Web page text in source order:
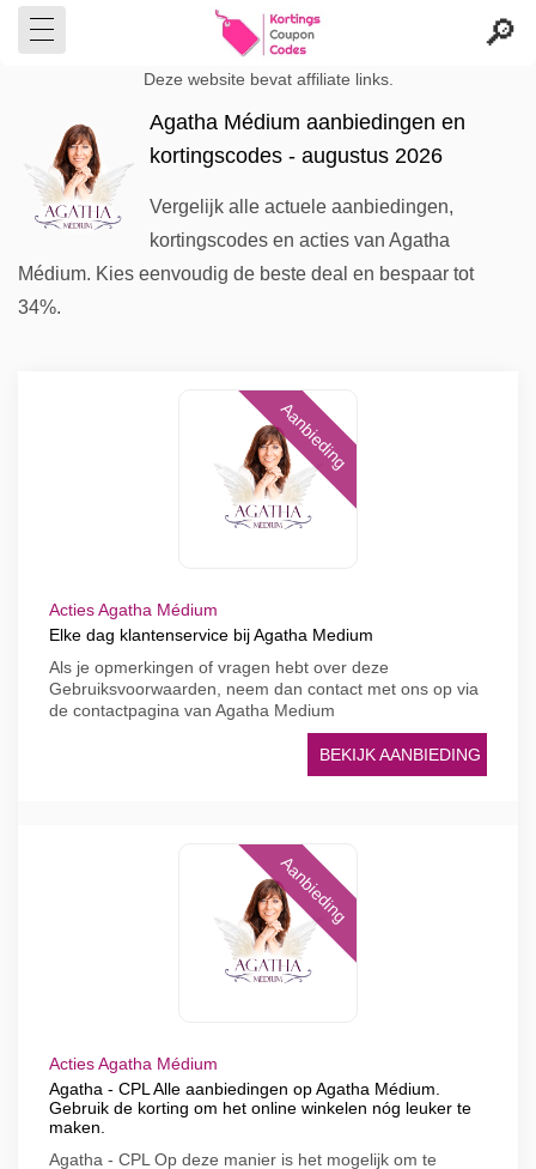
Deze website bevat affiliate links.
Agatha Médium aanbiedingen en
kortingscodes - augustus 2026
Vergelijk alle actuele aanbiedingen,
kortingscodes en acties van Agatha
Médium. Kies eenvoudig de beste deal en bespaar tot
34%.
Aanbieding
Acties Agatha Médium
Elke dag klantenservice bij Agatha Medium
Als je opmerkingen of vragen hebt over deze
Gebruiksvoorwaarden, neem dan contact met ons op via
de contactpagina van Agatha Medium
BEKIJK AANBIEDING
Aanbieding
Acties Agatha Médium
Agatha - CPL Alle aanbiedingen op Agatha Médium.
Gebruik de korting om het online winkelen nóg leuker te
maken.
Agatha - CPL Op deze manier is het mogelijk om te